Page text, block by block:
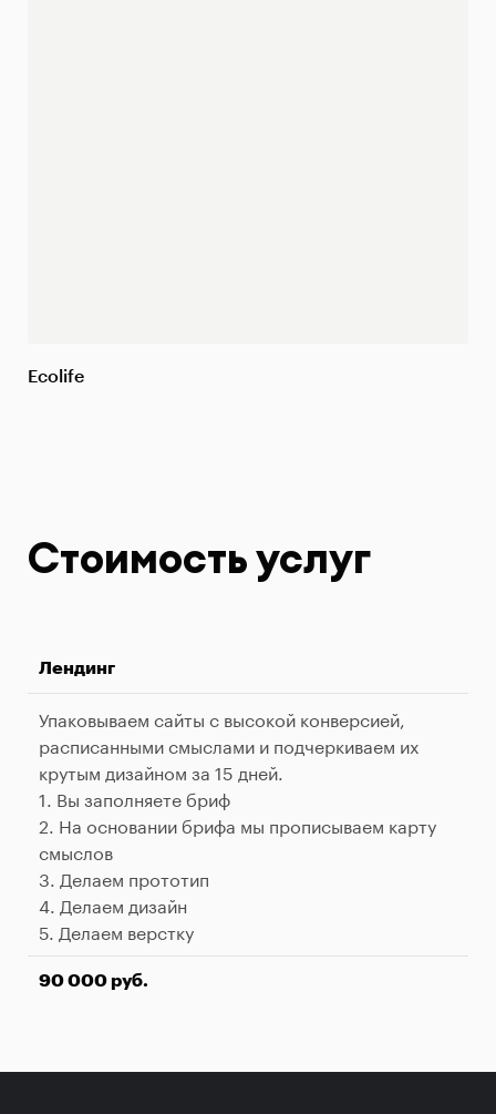
Ecolife
Стоимость услуг
Лендинг
Упаковываем сайты с высокой конверсией,
расписанными смыслами и подчеркиваем их
крутым дизайном за 15 дней.
1. Вы заполняете бриф
2. На основании брифа мы прописываем карту
смыслов
3. Делаем прототип
4. Делаем дизайн
5. Делаем верстку
90 000 руб.